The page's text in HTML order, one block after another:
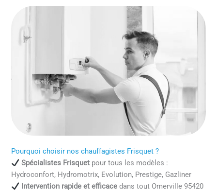
Pourquoi choisir nos chauffagistes Frisquet ?
Spécialistes Frisquetpour tous les modèles :
Hydroconfort, Hydromotrix, Evolution, Prestige, Gazliner
Intervention rapide et efficacedans tout Omerville 95420